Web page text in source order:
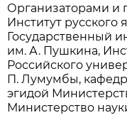
Организаторами и
Институт
Государственный
им. А. Пушкина,
Российского
П. Лумумбы,
эгидой
Министерство